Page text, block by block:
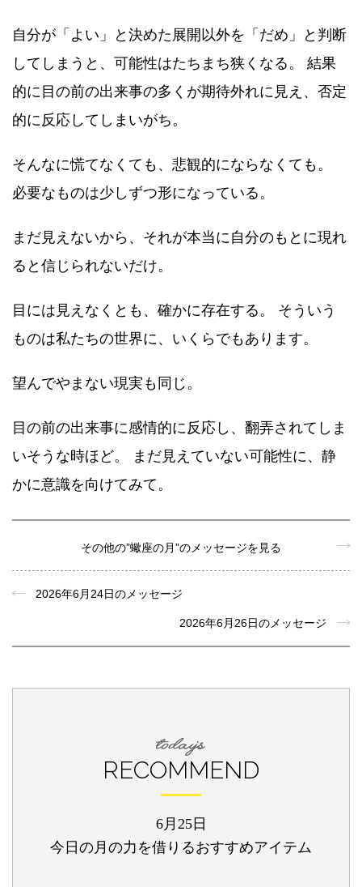
自分が「よい」と決めた展開以外を「だめ」と判断
してしまうと、可能性はたちまち狭くなる。 結果
的に目の前の出来事の多くが期待外れに見え、否定
的に反応してしまいがち。
そんなに慌てなくても、悲観的にならなくても。
必要なものは少しずつ形になっている。
まだ見えないから、それが本当に自分のもとに現れ
ると信じられないだけ。
目には見えなくとも、確かに存在する。 そういう
ものは私たちの世界に、いくらでもあります。
望んでやまない現実も同じ。
目の前の出来事に感情的に反応し、翻弄されてしま
いそうな時ほど。 まだ見えていない可能性に、静
かに意識を向けてみて。
その他の”蠍座の月”のメッセージを見る
2026年6月24日のメッセージ
2026年6月26日のメッセージ
RECOMMEND
6月25日
今日の月の力を借りるおすすめアイテム